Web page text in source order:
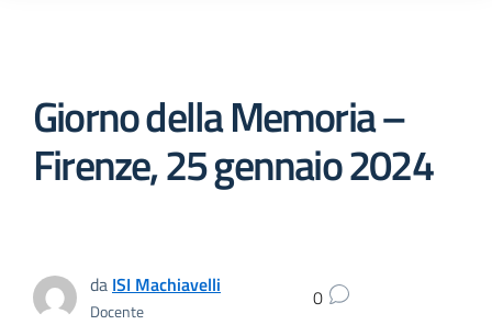
Giorno della Memoria –
Firenze, 25 gennaio 2024
da ISI Machiavelli
Docente 0